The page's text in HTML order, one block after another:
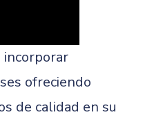
incorporar
ofreciendo
de calidad en su